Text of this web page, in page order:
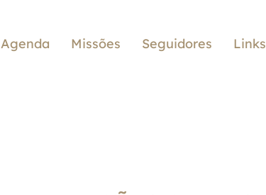
Agenda Missões Seguidores Links